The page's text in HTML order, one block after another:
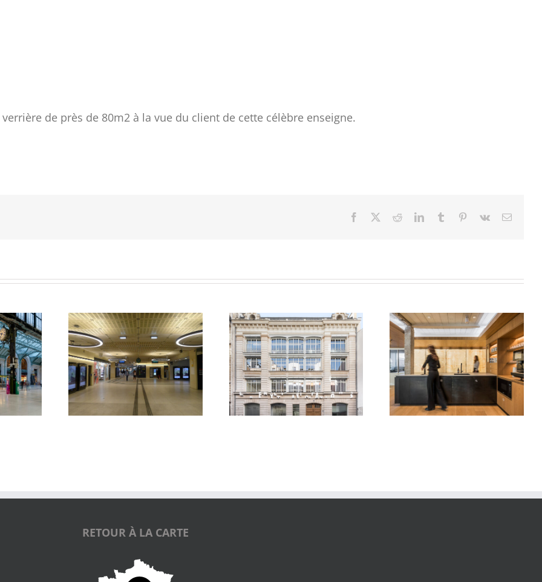
de près de 80m2 à la vue du client de cette célèbre enseigne.
Facebook RedditLinkedInTumblr Pinterest
Vk Email
Diderot
Fondation Lafayette
Anticipations
Bureaux Parisiens Museum d’Histoire Naturelle
RETOUR À LA CARTE